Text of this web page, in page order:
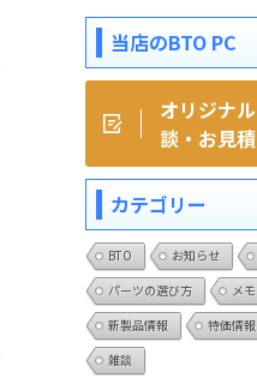
当店のBTO PC
オリジナ
談・お見
カテゴリー
BTO お知らせ
パーツの選び方
メ
新製品情報
特価情報
雑談